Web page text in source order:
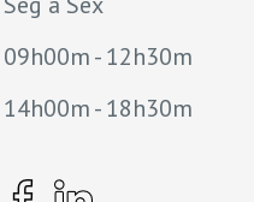
09h00m - 12h30m
14h00m - 18h30m